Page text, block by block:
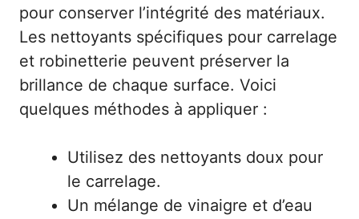
pour conserver l’intégrité des matériaux.
Les nettoyants spécifiques pour carrelage
et robinetterie peuvent préserver la
brillance de chaque surface. Voici
quelques méthodes à appliquer :
Utilisez des nettoyants doux pour
le carrelage.
Un mélange de vinaigre et d’eau